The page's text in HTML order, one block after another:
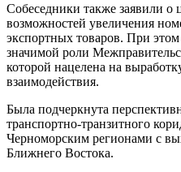
Собеседники также заявили о
возможностей увеличения
экспортных товаров. При
значимой роли
которой нацелена на
взаимодействия.
Была подчеркнута
транспортно-транзитного
Черноморским регионами с
Ближнего Востока.